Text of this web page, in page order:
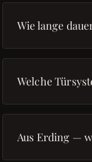
Wie lange
Welche
Aus Erding —